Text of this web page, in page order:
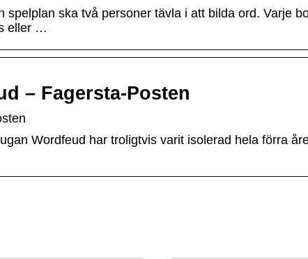
ska två personer tävla i att bilda ord. Varje
eller …
– Fagersta-Posten
Wordfeud har troligtvis varit isolerad hela förra